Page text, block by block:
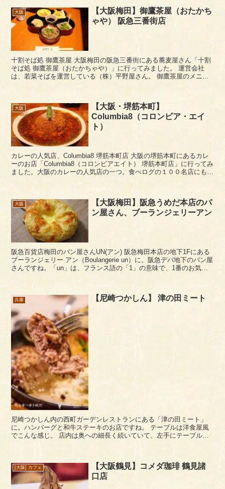
大阪
【大阪梅田】御鷹茶屋（おたかち
ゃや） 阪急三番街店
十割そば処 御鷹茶屋 大阪梅田の阪急三番街にある蕎麦屋さん「十割
そば処 御鷹茶屋（おたかちゃや）」に行ってみました。 運営会社
は、若菜そばを運営している（株）平野屋さん。 御鷹茶屋のメニュ
大阪
【大阪・堺筋本町】
Columbia8（コロンビア・エイ
ト）
カレーの人気店、Columbia8 堺筋本町店 大阪の堺筋本町にあるカレ
ーのお店「Columbia8（コロンビアエイト） 堺筋本町店」に行ってみ
ました。大阪のカレーの人気店の一つ。食べログの１００名店にもな
大阪
【大阪梅田】阪急うめだ本店のパ
ン屋さん、ブーランジェリーアン
阪急百貨店梅田のパン屋さんUN(アン) 阪急梅田本店の地下1Fにある
ブーランジェリー アン（Boulangerie un）に。阪急デパ地下のパン屋
さんですね。「un」は、フランス語の「1」の意味で、1番のお気に
兵庫 【尼崎つかしん】 津の田ミート
尼崎つかしん内の西町ガーデンレストランにある「津の田ミート」
に。ハンバーグと和牛ステーキのお店ですね。 テーブルは洋食屋風
でこんな感じ。 店内は奥への細長く続いていて、左手にテーブルが
[大阪] カフェ
【大阪鶴見】コメダ珈琲 鶴見諸
口店